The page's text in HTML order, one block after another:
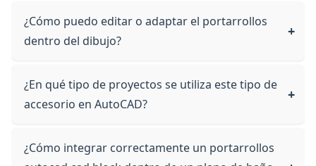
¿Cómo puedo editar o adaptar el portarrollos
dentro del dibujo?
¿En qué tipo de proyectos se utiliza este tipo de
accesorio en AutoCAD?
¿Cómo integrar correctamente un portarrollos